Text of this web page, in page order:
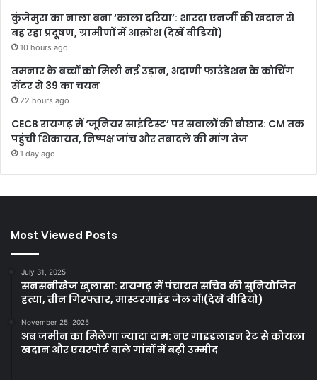
कुंजेमुरा का नाला बना ‘काला दरिया’: शारदा एनर्जी की खदान से
बह रहा प्रदूषण, ग्रामीणों में आक्रोश (देखें वीडियो)
10 hours ago
तमनार के बच्चों को मिली नई उड़ान, अदाणी फाउंडेशन के कोचिंग
सेंटर से 39 का चयन
22 hours ago
CECB रायगढ़ में ‘जूनियर साइंटिस्ट’ पर सवालों की बौछार: CM तक
पहुंची शिकायत, निष्पक्ष जांच और तबादले की मांग तेज
1 day ago
Most Viewed Posts
July 31, 2025
सनसनीखेज खुलासा: रायगढ़ में पंचायत सचिव की सुनियोजित
हत्या, तीन गिरफ्तार, मास्टरमाइंड जेल में!(देखें वीडियो)
November 25, 2025
अब जमीन का मिलेगा ज्यादा दाम: नए गाइडलाइन रेट से कोयला
खदान और एयरपोर्ट वाले गांवों में बढ़ी उम्मीद